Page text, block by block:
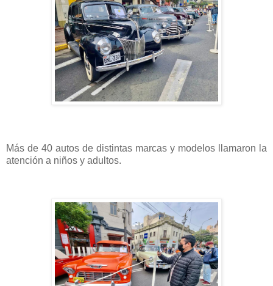
Más de 40 autos de distintas marcas y modelos llamaron la
atención a niños y adultos.